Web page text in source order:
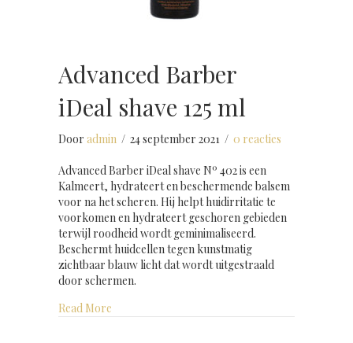
Advanced Barber
iDeal shave 125 ml
Door admin / 24 september 2021 / 0 reacties
Advanced Barber iDeal shave Nº 402 is een
Kalmeert, hydrateert en beschermende balsem
voor na het scheren. Hij helpt huidirritatie te
voorkomen en hydrateert geschoren gebieden
terwijl roodheid wordt geminimaliseerd.
Beschermt huidcellen tegen kunstmatig
zichtbaar blauw licht dat wordt uitgestraald
door schermen.
Read More